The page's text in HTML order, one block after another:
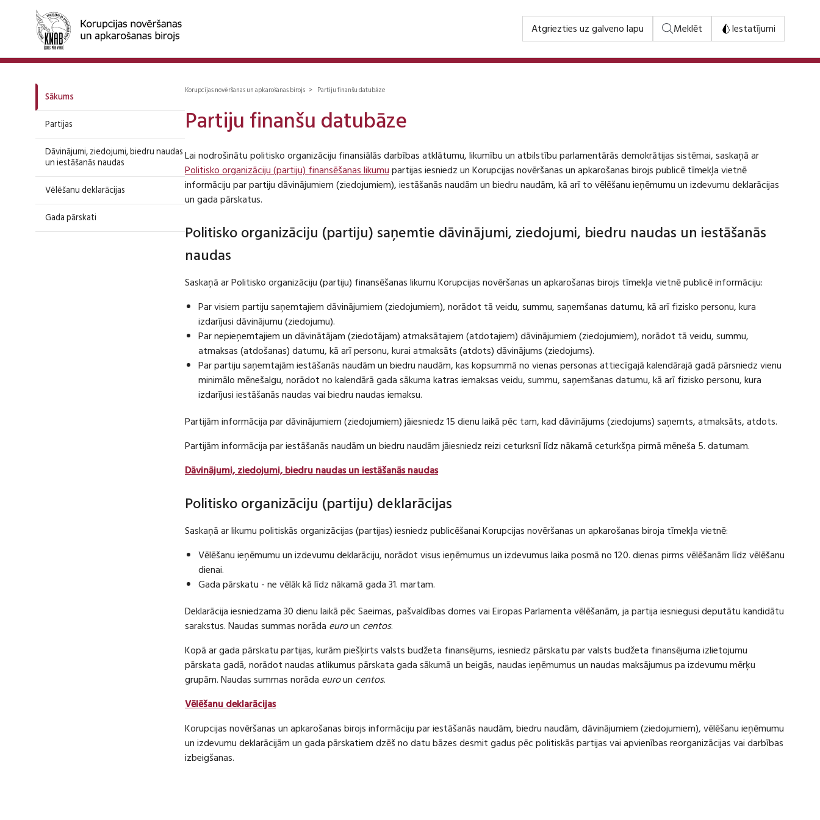
Atgriezties uz galveno lapu Meklēt Iestatījumi
Sākums
Partijas
Dāvinājumi, ziedojumi, biedru naudas
un iestāšanās naudas
Vēlēšanu deklarācijas
Gada pārskati
Korupcijas novēršanas un apkarošanas birojs > Partiju finanšu datubāze
Partiju finanšu datubāze
Lai nodrošinātu politisko organizāciju finansiālās darbības atklātumu, likumību un atbilstību parlamentārās demokrātijas sistēmai, saskaņā ar
Politisko organizāciju (partiju) finansēšanas likumupartijas iesniedz un Korupcijas novēršanas un apkarošanas birojs publicē tīmekļa vietnē
informāciju par partiju dāvinājumiem (ziedojumiem), iestāšanās naudām un biedru naudām, kā arī to vēlēšanu ieņēmumu un izdevumu deklarācijas
un gada pārskatus.
Politisko organizāciju (partiju) saņemtie dāvinājumi, ziedojumi, biedru naudas un iestāšanās
naudas
Saskaņā ar Politisko organizāciju (partiju) finansēšanas likumu Korupcijas novēršanas un apkarošanas birojs tīmekļa vietnē publicē informāciju:
Par visiem partiju saņemtajiem dāvinājumiem (ziedojumiem), norādot tā veidu, summu, saņemšanas datumu, kā arī fizisko personu, kura
izdarījusi dāvinājumu (ziedojumu).
Par nepieņemtajiem un dāvinātājam (ziedotājam) atmaksātajiem (atdotajiem) dāvinājumiem (ziedojumiem), norādot tā veidu, summu,
atmaksas (atdošanas) datumu, kā arī personu, kurai atmaksāts (atdots) dāvinājums (ziedojums).
Par partiju saņemtajām iestāšanās naudām un biedru naudām, kas kopsummā no vienas personas attiecīgajā kalendārajā gadā pārsniedz vienu
minimālo mēnešalgu, norādot no kalendārā gada sākuma katras iemaksas veidu, summu, saņemšanas datumu, kā arī fizisko personu, kura
izdarījusi iestāšanās naudas vai biedru naudas iemaksu.
Partijām informācija par dāvinājumiem (ziedojumiem) jāiesniedz 15 dienu laikā pēc tam, kad dāvinājums (ziedojums) saņemts, atmaksāts, atdots.
Partijām informācija par iestāšanās naudām un biedru naudām jāiesniedz reizi ceturksnī līdz nākamā ceturkšņa pirmā mēneša 5. datumam.
Dāvinājumi, ziedojumi, biedru naudas un iestāšanās naudas
Politisko organizāciju (partiju) deklarācijas
Saskaņā ar likumu politiskās organizācijas (partijas) iesniedz publicēšanai Korupcijas novēršanas un apkarošanas biroja tīmekļa vietnē:
Vēlēšanu ieņēmumu un izdevumu deklarāciju, norādot visus ieņēmumus un izdevumus laika posmā no 120. dienas pirms vēlēšanām līdz vēlēšanu
dienai.
Gada pārskatu - ne vēlāk kā līdz nākamā gada 31. martam.
Deklarācija iesniedzama 30 dienu laikā pēc Saeimas, pašvaldības domes vai Eiropas Parlamenta vēlēšanām, ja partija iesniegusi deputātu kandidātu
sarakstus. Naudas summas norāda euroun centos.
Kopā ar gada pārskatu partijas, kurām piešķirts valsts budžeta finansējums, iesniedz pārskatu par valsts budžeta finansējuma izlietojumu
pārskata gadā, norādot naudas atlikumus pārskata gada sākumā un beigās, naudas ieņēmumus un naudas maksājumus pa izdevumu mērķu
grupām. Naudas summas norāda euroun centos.
Vēlēšanu deklarācijas
Korupcijas novēršanas un apkarošanas birojs informāciju par iestāšanās naudām, biedru naudām, dāvinājumiem (ziedojumiem), vēlēšanu ieņēmumu
un izdevumu deklarācijām un gada pārskatiem dzēš no datu bāzes desmit gadus pēc politiskās partijas vai apvienības reorganizācijas vai darbības
izbeigšanas.